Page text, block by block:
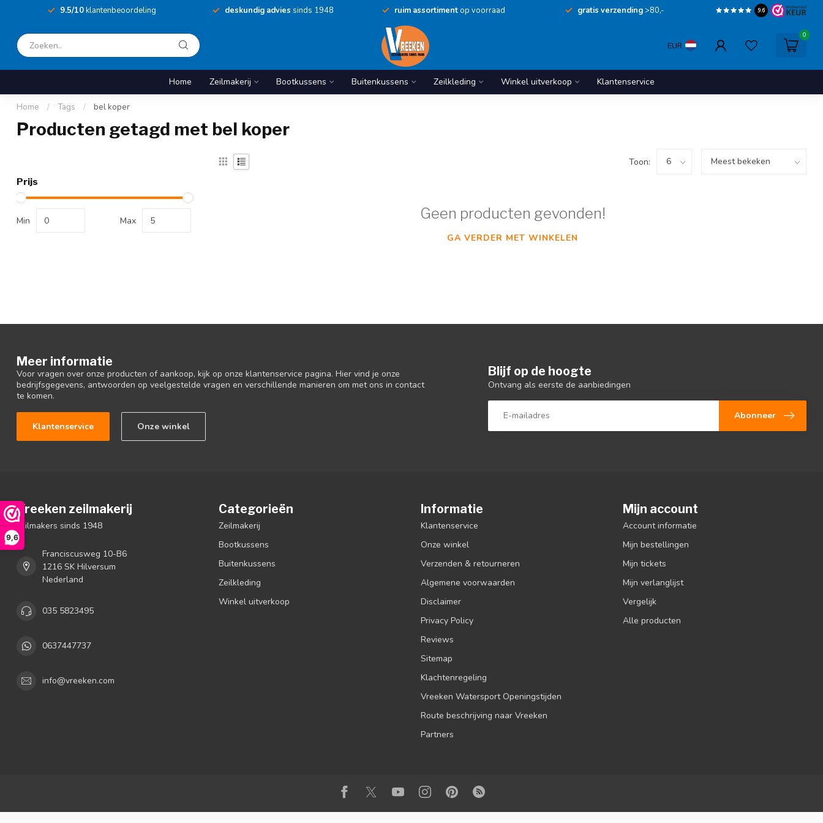
9,6
9.5/10klantenbeoordeling deskundig advies sinds 1948 ruim assortimentop voorraad gratis verzending>80,- 9.6
EUR
0
Home Zeilmakerij Bootkussens Buitenkussens Zeilkleding Winkel uitverkoop Klantenservice
Home / Tags / bel koper
Producten getagd met bel koper
Prijs
Min Max
Toon:
Geen producten gevonden!
GA VERDER MET WINKELEN
Meer informatie
Voor vragen over onze producten of aankoop, kijk op onze klantenservice pagina. Hier vind je onze
bedrijfsgegevens, antwoorden op veelgestelde vragen en verschillende manieren om met ons in contact
te komen.
Klantenservice Onze winkel
Blijf op de hoogte
Ontvang als eerste de aanbiedingen
Abonneer
Vreeken zeilmakerij
zeilmakers sinds 1948
Franciscusweg 10-B6
1216 SK Hilversum
Nederland
035 5823495
0637447737
info@vreeken.com
Categorieën
Zeilmakerij
Bootkussens
Buitenkussens
Zeilkleding
Winkel uitverkoop
Informatie
Klantenservice
Onze winkel
Verzenden & retourneren
Algemene voorwaarden
Disclaimer
Privacy Policy
Reviews
Sitemap
Klachtenregeling
Vreeken Watersport Openingstijden
Route beschrijving naar Vreeken
Partners
Mijn account
Account informatie
Mijn bestellingen
Mijn tickets
Mijn verlanglijst
Vergelijk
Alle producten